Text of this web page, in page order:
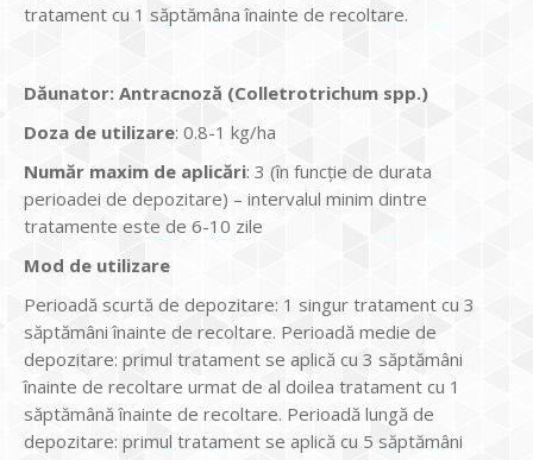
tratament cu 1 săptămâna înainte de recoltare.
Dăunator: Antracnoză (Colletrotrichum spp.)
Doza de utilizare: 0.8-1 kg/ha
Număr maxim de aplicări: 3 (în funcție de durata
perioadei de depozitare) – intervalul minim dintre
tratamente este de 6-10 zile
Mod de utilizare
Perioadă scurtă de depozitare: 1 singur tratament cu 3
săptămâni înainte de recoltare. Perioadă medie de
depozitare: primul tratament se aplică cu 3 săptămâni
înainte de recoltare urmat de al doilea tratament cu 1
săptămână înainte de recoltare. Perioadă lungă de
depozitare: primul tratament se aplică cu 5 săptămâni